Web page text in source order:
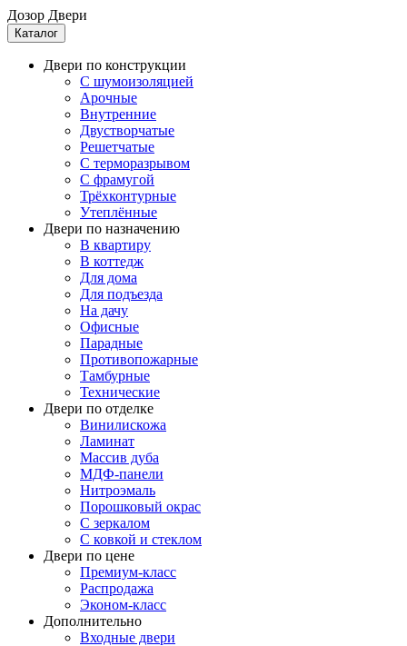
Дозор Двери
Каталог
Двери по конструкции
C шумоизоляцией
Арочные
Внутренние
Двустворчатые
Решетчатые
С терморазрывом
С фрамугой
Трёхконтурные
Утеплённые
Двери по назначению
В квартиру
В коттедж
Для дома
Для подъезда
На дачу
Офисные
Парадные
Противопожарные
Тамбурные
Технические
Двери по отделке
Винилискожа
Ламинат
Массив дуба
МДФ-панели
Нитроэмаль
Порошковый окрас
С зеркалом
С ковкой и стеклом
Двери по цене
Премиум-класс
Распродажа
Эконом-класс
Дополнительно
Входные двери